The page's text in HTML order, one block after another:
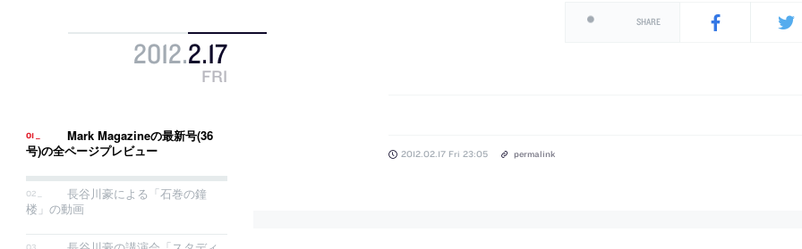
2012.2.17
FRI
Mark Magazineの最新号(36
号)の全ページプレビュー
長谷川豪による「石巻の鐘
楼」の動画
SHARE
2012.02.17 Fri 23:05 permalink